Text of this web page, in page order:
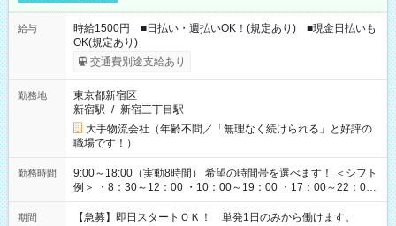
給与
時給1500円 ■日払い・週払いOK！(規定あり) ■現金日払いも
OK(規定あり)
交通費別途支給あり
勤務地
東京都新宿区
新宿駅 / 新宿三丁目駅
大手物流会社（年齢不問／「無理なく続けられる」と好評の
職場です！）
勤務時間
9:00～18:00（実動8時間） 希望の時間帯を選べます！ ＜シフト
例＞ ・8：30～12：00 ・10：00～19：00 ・17：00～22：00
・13：00～22：00 ・22：00～翌6：00 など
期間 【急募】即日スタートＯＫ！ 単発1日のみから働けます。